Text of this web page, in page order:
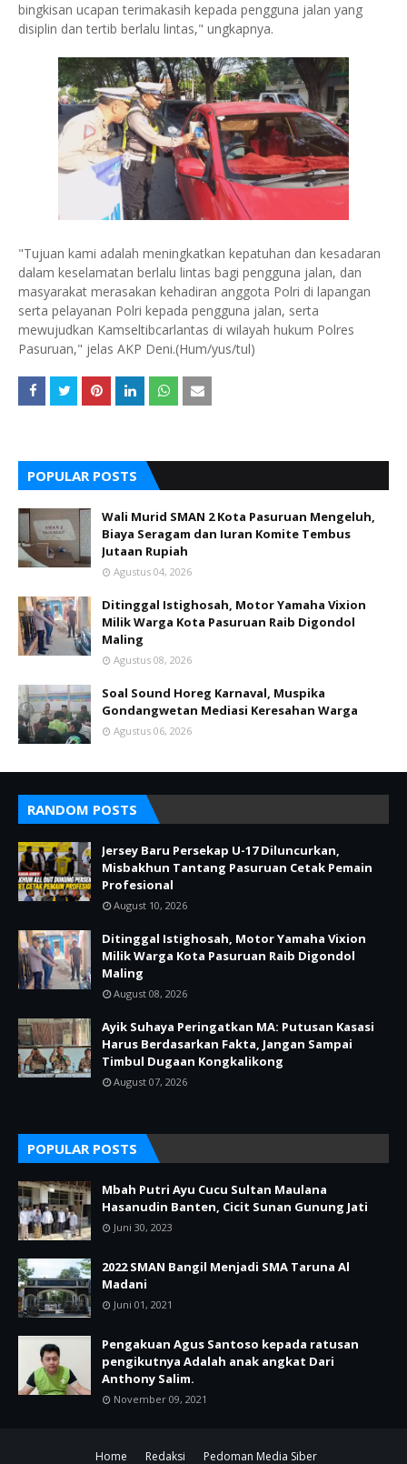
bingkisan ucapan terimakasih kepada pengguna jalan yang
disiplin dan tertib berlalu lintas," ungkapnya.
"Tujuan kami adalah meningkatkan kepatuhan dan kesadaran
dalam keselamatan berlalu lintas bagi pengguna jalan, dan
masyarakat merasakan kehadiran anggota Polri di lapangan
serta pelayanan Polri kepada pengguna jalan, serta
mewujudkan Kamseltibcarlantas di wilayah hukum Polres
Pasuruan," jelas AKP Deni.(Hum/yus/tul)
POPULAR POSTS
Wali Murid SMAN 2 Kota Pasuruan Mengeluh,
Biaya Seragam dan Iuran Komite Tembus
Jutaan Rupiah
Agustus 04, 2026
Ditinggal Istighosah, Motor Yamaha Vixion
Milik Warga Kota Pasuruan Raib Digondol
Maling
Agustus 08, 2026
Soal Sound Horeg Karnaval, Muspika
Gondangwetan Mediasi Keresahan Warga
Agustus 06, 2026
RANDOM POSTS
Jersey Baru Persekap U-17 Diluncurkan,
Misbakhun Tantang Pasuruan Cetak Pemain
Profesional
August 10, 2026
Ditinggal Istighosah, Motor Yamaha Vixion
Milik Warga Kota Pasuruan Raib Digondol
Maling
August 08, 2026
Ayik Suhaya Peringatkan MA: Putusan Kasasi
Harus Berdasarkan Fakta, Jangan Sampai
Timbul Dugaan Kongkalikong
August 07, 2026
POPULAR POSTS
Mbah Putri Ayu Cucu Sultan Maulana
Hasanudin Banten, Cicit Sunan Gunung Jati
Juni 30, 2023
2022 SMAN Bangil Menjadi SMA Taruna Al
Madani
Juni 01, 2021
Pengakuan Agus Santoso kepada ratusan
pengikutnya Adalah anak angkat Dari
Anthony Salim.
November 09, 2021
Home Redaksi Pedoman Media Siber